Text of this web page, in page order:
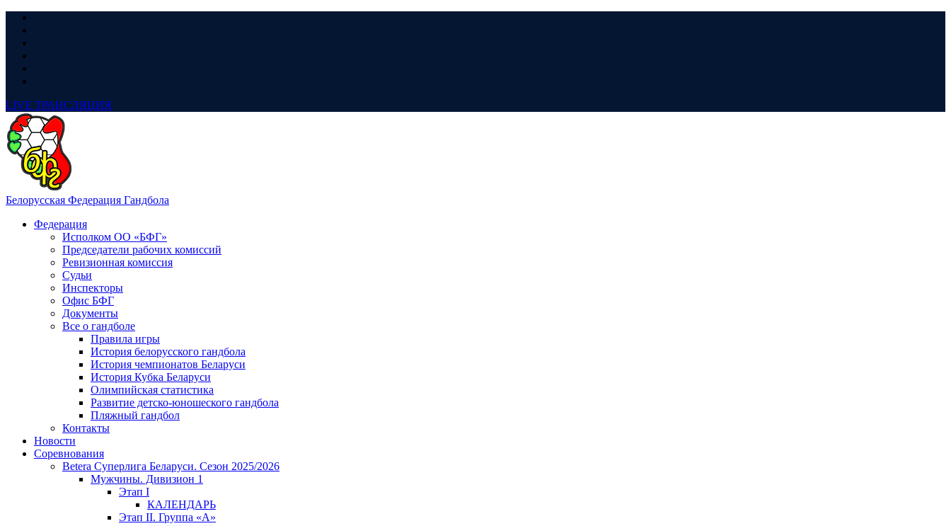
LIVE ТРАНСЛЯЦИЯ
Белорусская Федерация Гандбола
Федерация
Исполком ОО «БФГ»
Председатели рабочих комиссий
Ревизионная комиссия
Судьи
Инспекторы
Офис БФГ
Документы
Все о гандболе
Правила игры
История белорусского гандбола
История чемпионатов Беларуси
История Кубка Беларуси
Олимпийская статистика
Развитие детско-юношеского гандбола
Пляжный гандбол
Контакты
Новости
Соревнования
Betera Суперлига Беларуси. Сезон 2025/2026
Мужчины. Дивизион 1
Этап I
КАЛЕНДАРЬ
Этап II. Группа «А»